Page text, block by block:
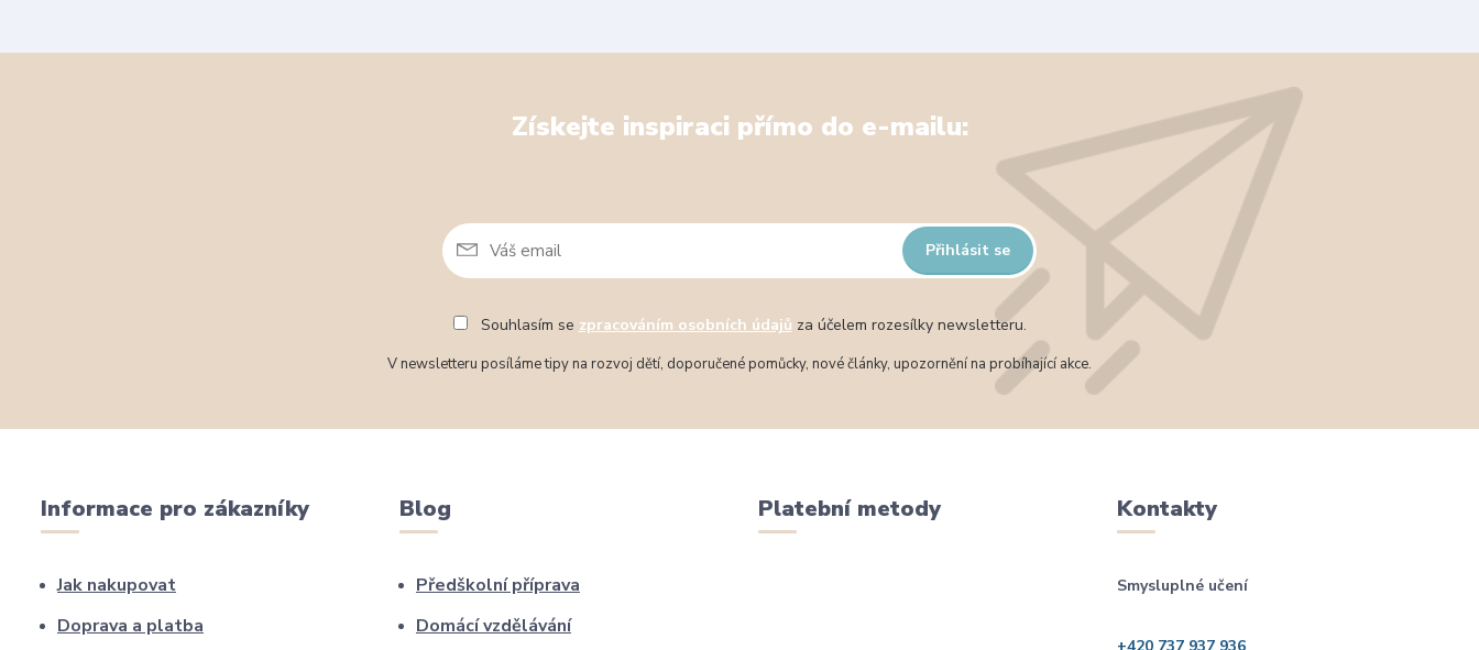
Získejte inspiraci přímo do e-mailu:
Přihlásit se
Souhlasím se zpracováním osobních údajů za účelem rozesílky newsletteru.
V newsletteru posíláme tipy na rozvoj dětí, doporučené pomůcky, nové články, upozornění na probíhající akce.
Informace pro zákazníky
Jak nakupovat
Doprava a platba
Blog
Předškolní příprava
Domácí vzdělávání
Platební metody Kontakty
Smysluplné učení